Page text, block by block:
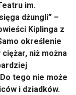
im.
dżungli” –
Kiplinga z
określenie
niż można
tego nie może
i dziadków.